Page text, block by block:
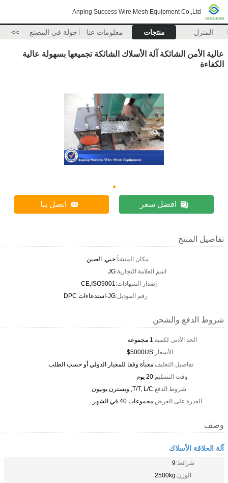
Anping Success Wire Mesh Equipment Co.,Ltd
المنزل منتجات معلومات عنا جولة في المصنع >>
عالية الأمن الشائكة آلة الأسلاك الشائكة تجميعها بسهولة عالية
الكفاءة
افضل سعر اتصل بنا
تفاصيل المنتج
مكان المنشأ:خبي, الصين
اسم العلامة التجارية:JG
إصدار الشهادات:CE,ISO9001
رقم الموديل:JG-استدعاءات DPC
شروط الدفع والشحن
الحد الأدنى لكمية:1 مجموعة
الأسعار:5000US$
تفاصيل التغليف:معبأة وفقا للمعيار الدولي أو حسب الطلب
وقت التسليم:20 يوم
شروط الدفع:T/T, L/C, ويسترن يونيون
القدرة على العرض:مجموعات 40 في الشهر
وصف
آلة الحلاقة الأسلاك
شرائط:9
الوزن:2500kg